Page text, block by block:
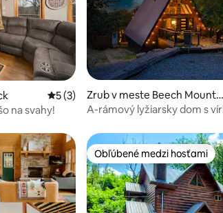
hodnotení: 43Priemerné ohodnotenie 5 z 5, počet
5 (3)
na svahy!
Zrub v meste Beech Mountai
n
A-rámový lyžiarsky dom s
Obľúbené medzi hosťami
Obľúbené medzi hosťami